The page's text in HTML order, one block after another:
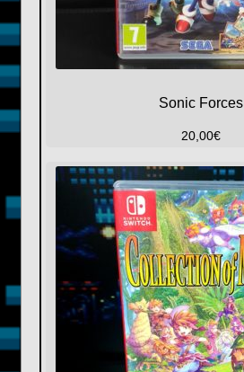
Sonic Forces
20,00€